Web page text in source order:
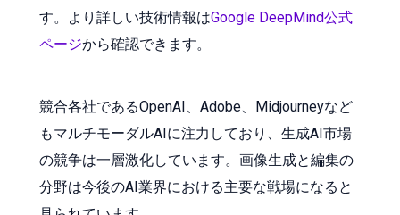
す。より詳しい技術情報はGoogle DeepMind公式
ページから確認できます。
競合各社であるOpenAI、Adobe、Midjourneyなど
もマルチモーダルAIに注力しており、生成AI市場
の競争は一層激化しています。画像生成と編集の
分野は今後のAI業界における主要な戦場になると